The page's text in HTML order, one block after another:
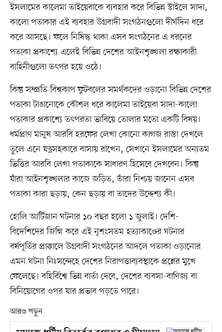
ইসলামের কালেমা তাইয়েবাকে ব্যবহার করে বিভিন্ন স্টাইলে সাদা,
কালো পতাকার এই ব্যবহার উগ্রবাদী সংগঠনগুলো দীর্ঘদিন ধরে
করে আসছে। ফলে নিষিদ্ধ থাকা এসব সংগঠনের এ ধরনের
পতাকা প্রকাশ্যে এলেই বিভিন্ন দেশের আইনশৃঙ্খলা রক্ষাকারী
বাহিনীগুলো তৎপর হয়ে ওঠে।
কিন্তু সম্প্রতি বিশ্বকাপ ফুটবলের সমর্থকদের ওড়ানো বিভিন্ন দেশের
পতাকা টাঙানোকে কৌশল ধরে কালেমা তাইয়েবা সাদা-কালো
পতাকার প্রকাশ্যে তৎপরতা ভাবিয়ে তোলার মতো একটি বিষয়।
ধর্মপ্রাণ মানুষ আরবি হরফের লেখা কোনো কাগজ রাস্তা দেখলে
তুলে এনে যত্নসহকারে বাসায় রাখেন, সেখানে ইসলামের অন্যতম
ভিত্তির আরবি লেখা পতাকাকে সাধারণ হিসেবে দেখবেন। কিন্তু
যাঁরা আইনশৃঙ্খলার কাজে জড়িত, তাঁরা নিশ্চয় জানেন এসব
পতাকা কারা ছড়ায়, কেন ছড়ায় বা তাদের উদ্দেশ্য কী।
হোলি আর্টিজান ঘটনার ১০ বছর হলো ১ জুলাই। দেশি-
বিদেশিদের জিম্মি করে এই নৃশংসতম হত্যাকাণ্ডের ঘটনার
বর্ষপূর্তির প্রাক্কালে উগ্রবাদী সংগঠনের আদলে পতাকা ওড়ানোর
এমন ঘটনা নিঃসন্দেহে দেশের নিরাপত্তাব্যবস্থাকে প্রশ্নের মুখে
ফেলেছে। বহির্বিশ্বে ভিন্ন বার্তা দেবে, দেশের ব্যবসা-বাণিজ্য বা
বিনিয়োগের ওপর যার প্রভাব পড়তে পারে।
আরও পড়ুন